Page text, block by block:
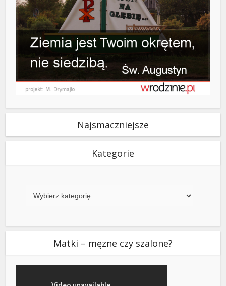
Najsmaczniejsze
Kategorie
Matki – męzne czy szalone?